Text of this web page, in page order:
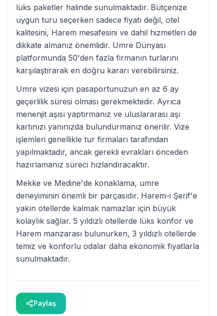
lüks paketler halinde sunulmaktadır. Bütçenize
uygun turu seçerken sadece fiyatı değil, otel
kalitesini, Harem mesafesini ve dahil hizmetleri de
dikkate almanız önemlidir. Umre Dünyası
platformunda 50'den fazla firmanın turlarını
karşılaştırarak en doğru kararı verebilirsiniz.
Umre vizesi için pasaportunuzun en az 6 ay
geçerlilik süresi olması gerekmektedir. Ayrıca
menenjit aşısı yaptırmanız ve uluslararası aşı
kartınızı yanınızda bulundurmanız önerilir. Vize
işlemleri genellikle tur firmaları tarafından
yapılmaktadır, ancak gerekli evrakları önceden
hazırlamanız süreci hızlandıracaktır.
Mekke ve Medine'de konaklama, umre
deneyiminin önemli bir parçasıdır. Harem-i Şerif'e
yakın otellerde kalmak namazlar için büyük
kolaylık sağlar. 5 yıldızlı otellerde lüks konfor ve
Harem manzarası bulunurken, 3 yıldızlı otellerde
temiz ve konforlu odalar daha ekonomik fiyatlarla
sunulmaktadır.
Paylaş